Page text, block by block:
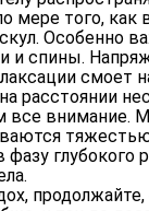
мере того, как
Особенно
и спины.
расстоянии
все внимание.
глубокого
продолжайте,